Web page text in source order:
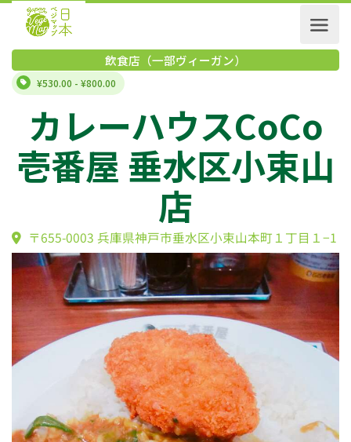
飲食店（一部ヴィーガン）
¥530.00 - ¥800.00
カレーハウスCoCo
壱番屋 垂水区小束
店
〒655-0003 兵庫県神戸市垂水区小束山本町１丁目